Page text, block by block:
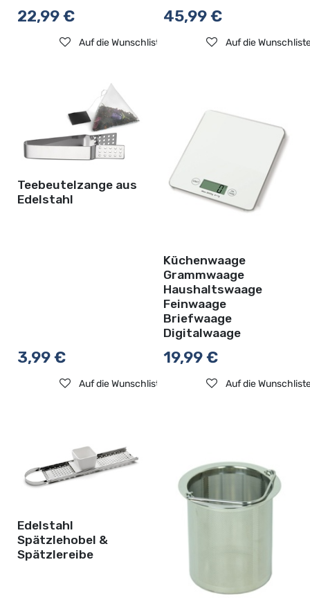
22,99€
Auf die Wunschliste
45,99€
Auf die
Teebeutelzange aus
Edelstahl
3,99€
Auf die Wunschliste
Küchenwaage
Grammwaage
Haushaltswaage
Feinwaage
Briefwaage
Digitalwaage
19,99€
Auf die
Edelstahl
Spätzlehobel &
Spätzlereibe